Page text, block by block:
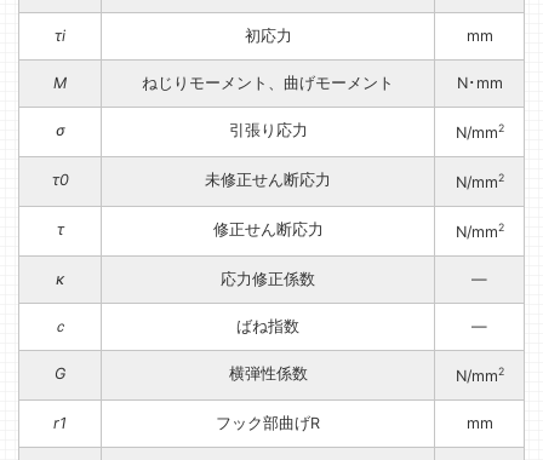
τi 初応力 mm
M ねじりモーメント、曲げモーメント N･mm
σ 引張り応力 N/mm2
τ0 未修正せん断応力 N/mm2
τ 修正せん断応力 N/mm2
κ 応力修正係数 —
ｃ ばね指数 —
G 横弾性係数 N/mm2
r1 フック部曲げR mm